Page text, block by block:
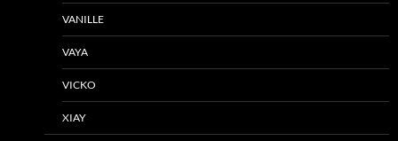
VANILLE
VAYA
VICKO
XIAY